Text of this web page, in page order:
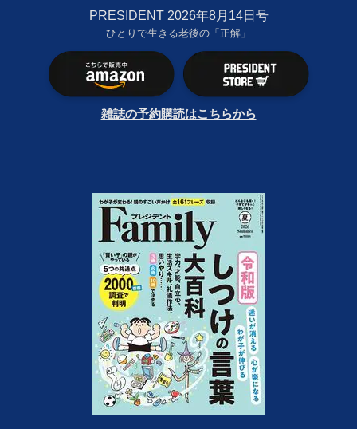
PRESIDENT 2026年8月14日号
ひとりで生きる老後の「正解」
雑誌の予約購読はこちらから